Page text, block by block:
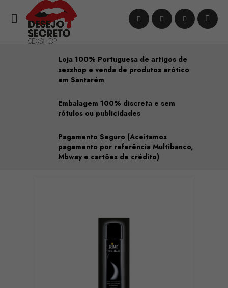

Loja 100% Portuguesa de artigos de
sexshop e venda de produtos erótico
em Santarém
Embalagem 100% discreta e sem
rótulos ou publicidades
Pagamento Seguro (Aceitamos
pagamento por referência Multibanco,
Mbway e cartões de crédito)